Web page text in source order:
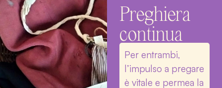
Preghiera
continua
Per entrambi,
l’impulso a pregare
è vitale e permea la